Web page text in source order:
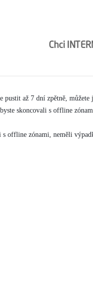
Chci
až 7 dní zpětně,
skoncovali s offline
offline zónami, neměli